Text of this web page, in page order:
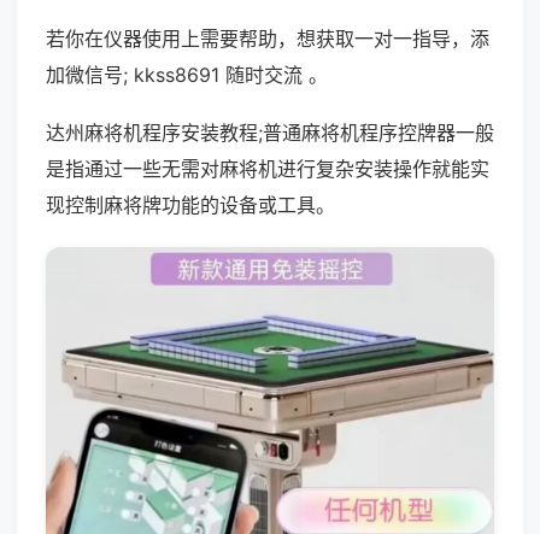
若你在仪器使用上需要帮助，想获取一对一指导，添
加微信号; kkss8691 随时交流 。
达州麻将机程序安装教程;普通麻将机程序控牌器一般
是指通过一些无需对麻将机进行复杂安装操作就能实
现控制麻将牌功能的设备或工具。